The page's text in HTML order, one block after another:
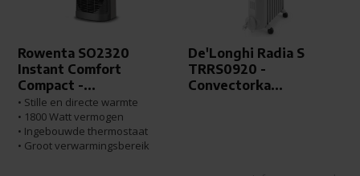
Rowenta SO2320
Instant Comfort
Compact -...
• Stille en directe warmte
• 1800 Watt vermogen
• Ingebouwde thermostaat
• Groot verwarmingsbereik
De'Longhi Radia S
TRRS0920 -
Convectorka...